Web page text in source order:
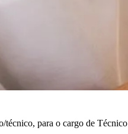
técnico, para o cargo de